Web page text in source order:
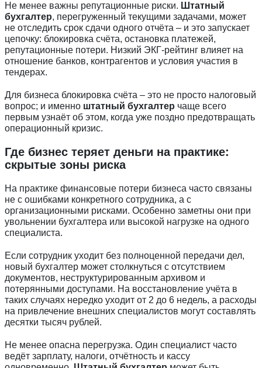
Не менее важны репутационные риски. Штатный
бухгалтер, перегруженный текущими задачами, может
не отследить срок сдачи одного отчёта – и это запускает
цепочку: блокировка счёта, остановка платежей,
репутационные потери. Низкий ЭКГ-рейтинг влияет на
отношение банков, контрагентов и условия участия в
тендерах.
Для бизнеса блокировка счёта – это не просто налоговый
вопрос; и именно штатный бухгалтер чаще всего
первым узнаёт об этом, когда уже поздно предотвращать
операционный кризис.
Где бизнес теряет деньги на практике:
скрытые зоны риска
На практике финансовые потери бизнеса часто связаны
не с ошибками конкретного сотрудника, а с
организационными рисками. Особенно заметны они при
увольнении бухгалтера или высокой нагрузке на одного
специалиста.
Если сотрудник уходит без полноценной передачи дел,
новый бухгалтер может столкнуться с отсутствием
документов, неструктурированным архивом и
потерянными доступами. На восстановление учёта в
таких случаях нередко уходит от 2 до 6 недель, а расходы
на привлечение внешних специалистов могут составлять
десятки тысяч рублей.
Не менее опасна перегрузка. Один специалист часто
ведёт зарплату, налоги, отчётность и кассу